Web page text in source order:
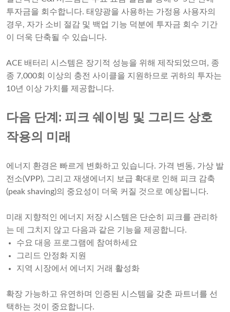
투자금을 회수합니다. 태양광을 사용하는 가정용 사용자의
경우, 자가 소비 절감 및 백업 기능 덕분에 투자금 회수 기간
이 더욱 단축될 수 있습니다.
ACE 배터리 시스템은 장기적 성능을 위해 제작되었으며, 종
종 7,000회 이상의 충전 사이클을 지원하므로 귀하의 투자는
10년 이상 가치를 제공합니다.
다음 단계: 피크 쉐이빙 및 그리드 상호
작용의 미래
에너지 환경은 빠르게 변화하고 있습니다. 가격 변동, 가상 발
전소(VPP), 그리고 재생에너지 보급 확대로 인해 피크 감축
(peak shaving)의 중요성이 더욱 커질 것으로 예상됩니다.
미래 지향적인 에너지 저장 시스템은 단순히 피크를 관리하
는 데 그치지 않고 다음과 같은 기능을 제공합니다.
수요 대응 프로그램에 참여하세요
그리드 안정화 지원
지역 시장에서 에너지 거래 활성화
확장 가능하고 유연하며 인증된 시스템을 갖춘 파트너를 선
택하는 것이 중요합니다.